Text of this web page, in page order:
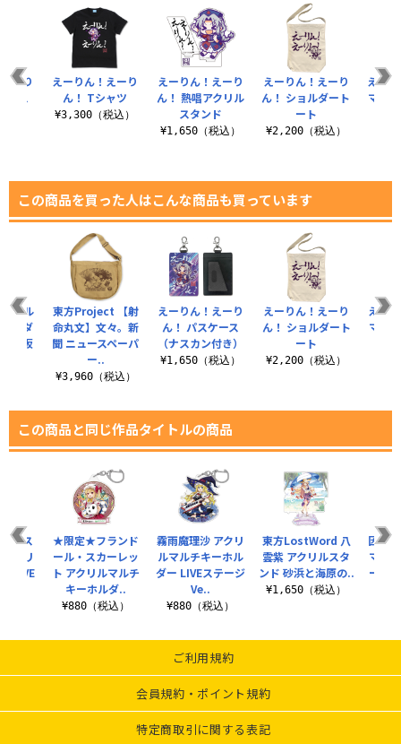
えーりん！えーり
ん！ 熱唱アクリル
スタンド
¥1,650（税込）
えーりん！えーり
ん！ ショルダート
ート
¥2,200（税込）
えー
マル
ーり
ース
えーりん！えーり
ん！ Tシャツ
¥3,300（税込）
この商品を買った人はこんな商品も買っています
えーりん！えーり
ん！ パスケース
（ナスカン付き）
¥1,650（税込）
えーりん！えーり
ん！ ショルダート
ート
¥2,200（税込）
えー
マル
リル
ルダ
良坂
東方Project 【射
命丸文】文々。新
聞 ニュースペーパ
ー..
¥3,960（税込）
この商品と同じ作品タイトルの商品
霧雨魔理沙 アクリ
ルマルチキーホル
ダー LIVEステージ
Ve..
¥880（税込）
東方LostWord 八
雲紫 アクリルスタ
ンド 砂浜と海原の..
¥1,650（税込）
因幡
マル
ー
・ス
クリ
LIVE
★限定★フランド
ール・スカーレッ
ト アクリルマルチ
キーホルダ..
¥880（税込）
ご利用規約
会員規約・ポイント規約
特定商取引に関する表記